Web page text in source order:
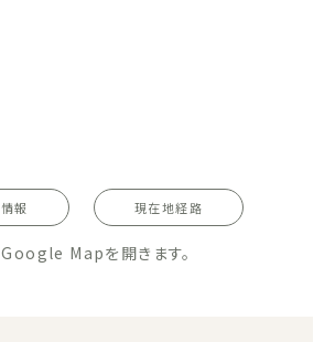
報 現在地経路
Mapを開きます。